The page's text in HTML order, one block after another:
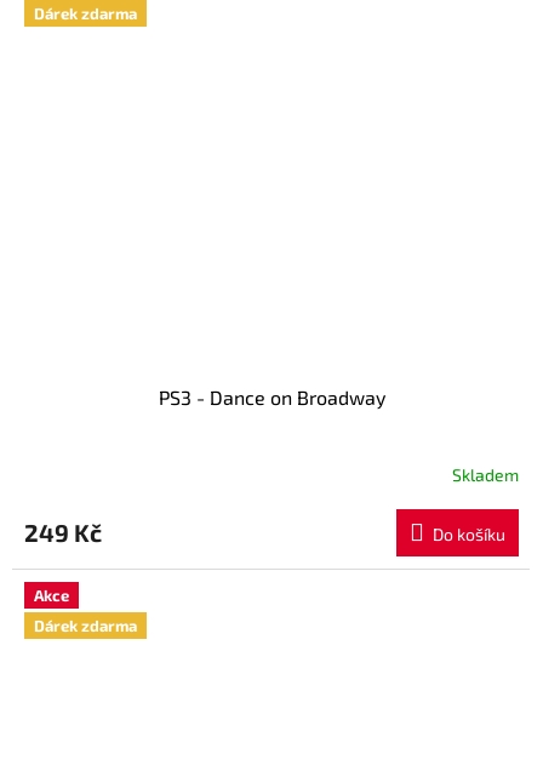
Dárek zdarma
PS3 - Dance on Broadway
Skladem
249 Kč Do košíku
Akce
Dárek zdarma